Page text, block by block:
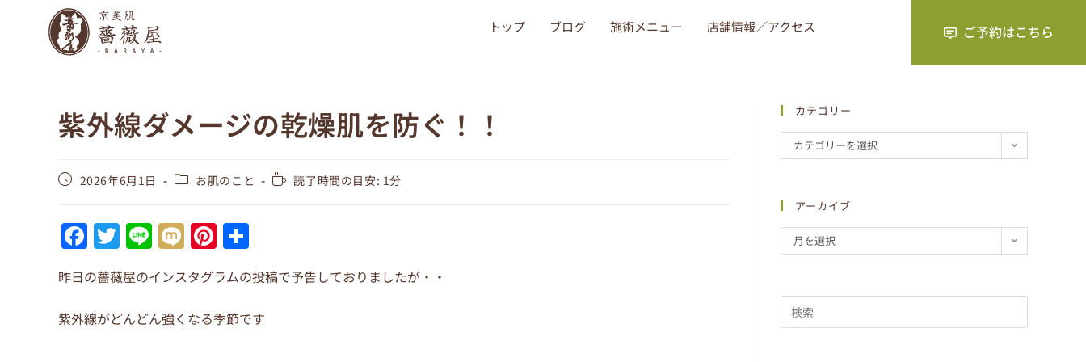
トップ ブログ 施術メニュー 店舗情報／アクセス
紫外線ダメージの乾燥肌を防ぐ！！
2026年6月1日 お肌のこと 読了時間の目安: 1分
F
a
c
e
T
w
itt
er
Li
n
e
M
ix
i
Pi
nt
er
e
有
昨日の薔薇屋のインスタグラムの投稿で予告しておりましたが・・
紫外線がどんどん強くなる季節です
カテゴリー
カテゴリーを選択
アーカイブ
月を選択